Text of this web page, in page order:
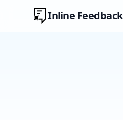
Inline Feedback